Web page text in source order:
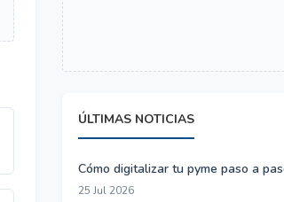
ÚLTIMAS NOTICIAS
Cómo digitalizar tu pyme paso a
25 Jul 2026